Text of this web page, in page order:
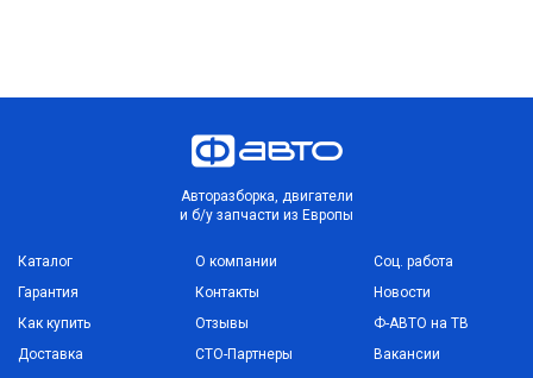
Авторазборка, двигатели
и б/у запчасти из Европы
Каталог
Гарантия
Как купить
Доставка
О компании
Контакты
Отзывы
СТО-Партнеры
Соц. работа
Новости
Ф-АВТО на ТВ
Вакансии